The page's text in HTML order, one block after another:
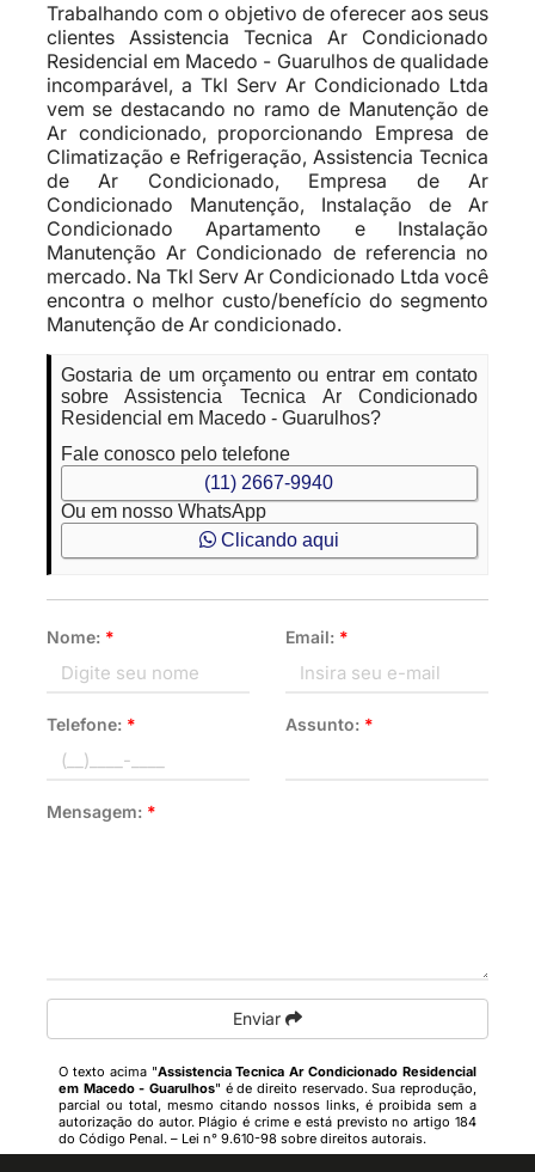
Trabalhando com o objetivo de oferecer aos seus
clientes Assistencia Tecnica Ar Condicionado
Residencial em Macedo - Guarulhos de qualidade
incomparável, a Tkl Serv Ar Condicionado Ltda
vem se destacando no ramo de Manutenção de
Ar condicionado, proporcionando Empresa de
Climatização e Refrigeração, Assistencia Tecnica
de Ar Condicionado, Empresa de Ar
Condicionado Manutenção, Instalação de Ar
Condicionado Apartamento e Instalação
Manutenção Ar Condicionado de referencia no
mercado. Na Tkl Serv Ar Condicionado Ltda você
encontra o melhor custo/benefício do segmento
Manutenção de Ar condicionado.
Gostaria de um orçamento ou entrar em contato
sobre Assistencia Tecnica Ar Condicionado
Residencial em Macedo - Guarulhos?
Fale conosco pelo telefone
(11) 2667-9940
Ou em nosso WhatsApp
Clicando aqui
Nome: * Email: *
Telefone: * Assunto: *
Mensagem: *
Enviar
O texto acima "Assistencia Tecnica Ar Condicionado Residencial
em Macedo - Guarulhos" é de direito reservado. Sua reprodução,
parcial ou total, mesmo citando nossos links, é proibida sem a
autorização do autor. Plágio é crime e está previsto no artigo 184
do Código Penal. – Lei n° 9.610-98 sobre direitos autorais.